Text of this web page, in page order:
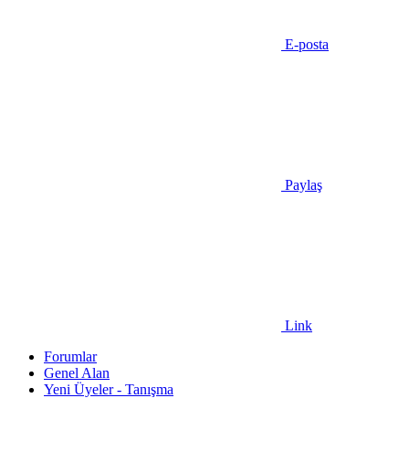
E-posta
Paylaş
Link
Forumlar
Genel Alan
Yeni Üyeler - Tanışma